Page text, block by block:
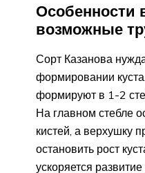
Особенности
возможные
Сорт Казанова
формировании
формируют в 1-2
На главном стебле
кистей, а верхушку
остановить рост
ускоряется